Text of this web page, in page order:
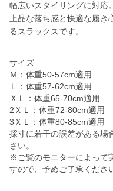
幅広いスタイリングに対応。
上品な落ち感と快適な履
るスラックスです。
サイズ
Ｍ：体重50-57cm適用
Ｌ：体重57-62cm適用
ＸＬ：体重65-70cm適用
2ＸＬ：体重72-80cm適用
3ＸＬ：体重80-85cm適用
採寸に若干の誤差がある場
さい。
※ご覧のモニターによって
すので、予めご了承くださ